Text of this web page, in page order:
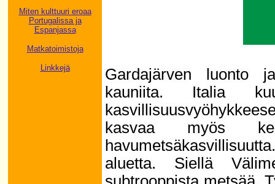
Miten kulttuuri eroaa
Portugalissa ja
Espanjassa
Matkatoimistoja
Linkkejä
Gardajärven luonto
kauniita. Italia
kasvaa myös
aluetta. Siellä